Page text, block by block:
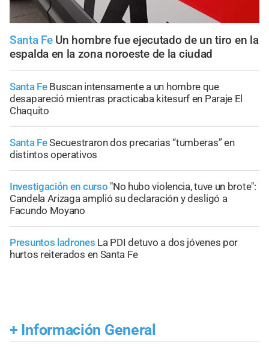
Santa Fe Un hombre fue ejecutado de un tiro en la
espalda en la zona noroeste de la ciudad
Santa Fe Buscan intensamente a un hombre que
desapareció mientras practicaba kitesurf en Paraje El
Chaquito
Santa FeSecuestraron dos precarias “tumberas” en
distintos operativos
Investigación en curso "No hubo violencia, tuve un brote":
Candela Arizaga amplió su declaración y desligó a
Facundo Moyano
Presuntos ladrones La PDI detuvo a dos jóvenes por
hurtos reiterados en Santa Fe
+ Información General